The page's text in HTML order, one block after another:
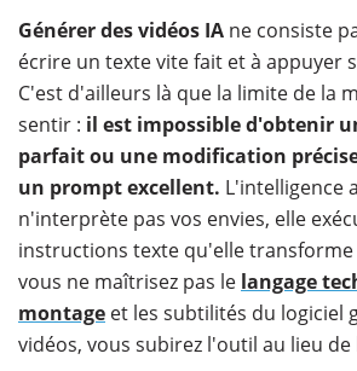
Générer des vidéos IA ne consiste
écrire un texte vite fait et à appuyer
C'est d'ailleurs là que la limite de la
sentir : il est impossible d'obtenir
parfait ou une modification
un prompt excellent. L'intelligence
n'interprète pas vos envies, elle
instructions texte qu'elle transforme
vous ne maîtrisez pas le langage
montage et les subtilités du logiciel
vidéos, vous subirez l'outil au lieu de